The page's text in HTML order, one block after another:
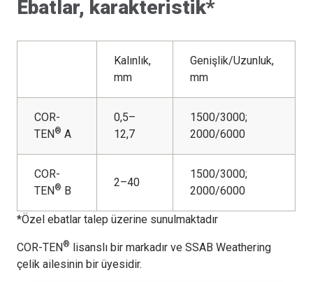
Ebatlar, karakteristik*
Kalınlık,
mm
Genişlik/Uzunluk,
mm
COR-
TEN® A
0,5–
12,7
1500/3000;
2000/6000
COR-
TEN® B
2–40
1500/3000;
2000/6000
*Özel ebatlar talep üzerine sunulmaktadır
COR-TEN® lisanslı bir markadır ve SSAB Weathering
çelik ailesinin bir üyesidir.